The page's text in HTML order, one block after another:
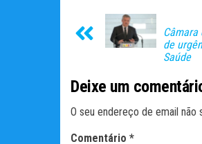
de
Saúde
Deixe um
O seu endereço de email não
Comentário *